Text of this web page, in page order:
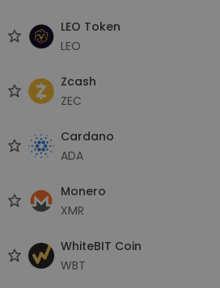
LEO Token
LEO
Zcash
ZEC
Cardano
ADA
Monero
XMR
WhiteBIT Coin
WBT